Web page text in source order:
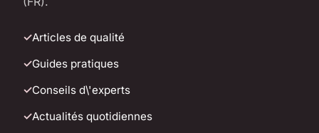
Articles de qualité
Guides pratiques
Conseils d\'experts
Actualités quotidiennes